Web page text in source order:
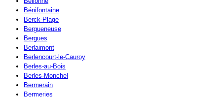
Bénifontaine
Berck-Plage
Bergueneuse
Bergues
Berlaimont
Berlencourt-le-Cauroy
Berles-au-Bois
Berles-Monchel
Bermerain
Bermeries